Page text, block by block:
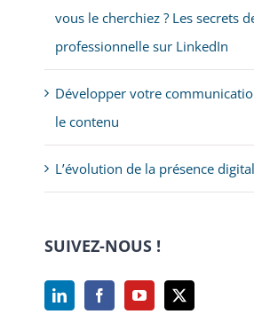
vous le cherchiez ? Les secrets
professionnelle sur LinkedIn
Développer votre
le contenu
L’évolution de la présence
SUIVEZ-NOUS !